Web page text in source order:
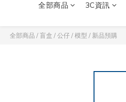
全部商品 3C資訊
全部商品 /盲盒 / 公仔 / 模型 / 新品預購